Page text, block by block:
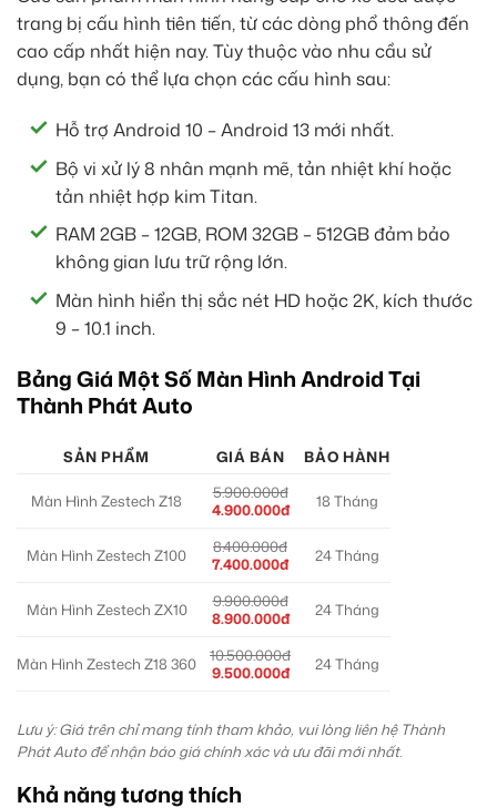
trang bị cấu hình tiên tiến, từ các dòng phổ thông đến
cao cấp nhất hiện nay. Tùy thuộc vào nhu cầu sử
dụng, bạn có thể lựa chọn các cấu hình sau:
Hỗ trợ Android 10 – Android 13 mới nhất.
Bộ vi xử lý 8 nhân mạnh mẽ, tản nhiệt khí hoặc
tản nhiệt hợp kim Titan.
RAM 2GB – 12GB, ROM 32GB – 512GB đảm bảo
không gian lưu trữ rộng lớn.
Màn hình hiển thị sắc nét HD hoặc 2K, kích thước
9 – 10.1 inch.
Bảng Giá Một Số Màn Hình Android Tại
Thành Phát Auto
SẢN PHẨM GIÁ BÁN BẢO HÀNH
Màn Hình Zestech Z18
5.900.000đ
4.900.000đ
18 Tháng
Màn Hình Zestech Z100
8.400.000đ
7.400.000đ
24 Tháng
Màn Hình Zestech ZX10
9.900.000đ
8.900.000đ
24 Tháng
Màn Hình Zestech Z18 360
10.500.000đ
9.500.000đ
24 Tháng
Lưu ý: Giá trên chỉ mang tính tham khảo, vui lòng liên hệ Thành
Phát Auto để nhận báo giá chính xác và ưu đãi mới nhất.
Khả năng tương thích